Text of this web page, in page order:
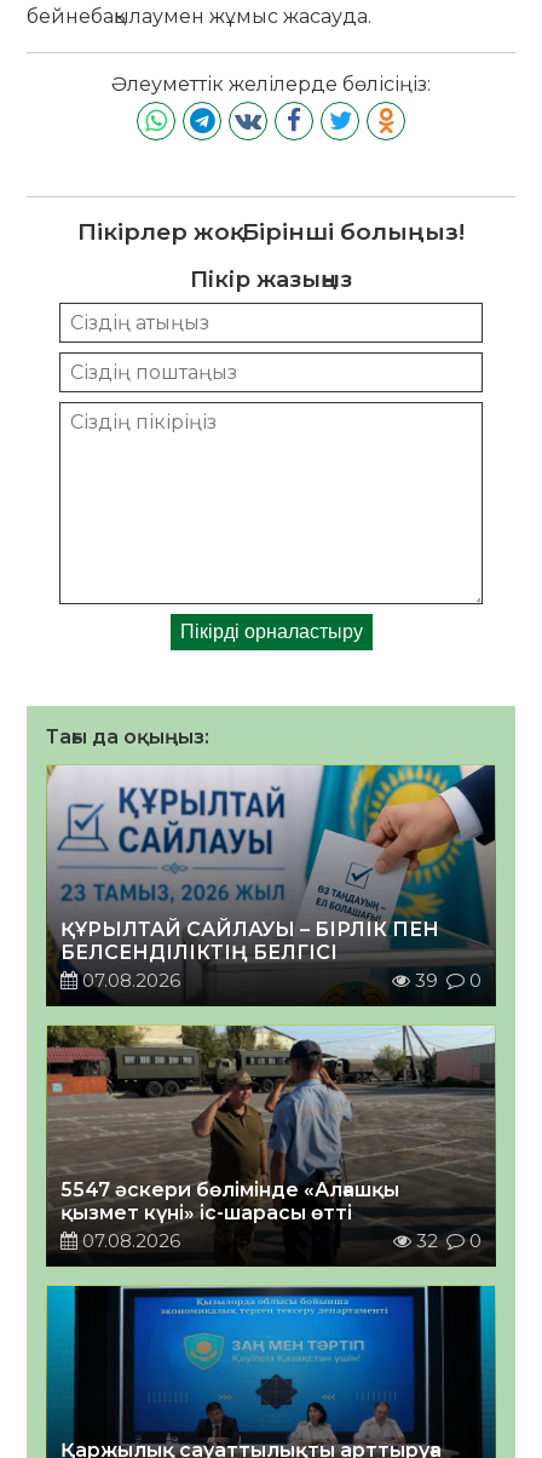
бейнебақылаумен жұмыс жасауда.
Әлеуметтік желілерде бөлісіңіз:
Пікірлер жоқ. Бірінші болыңыз!
Пікір жазыңыз
Тағы да оқыңыз:
ҚҰРЫЛТАЙ САЙЛАУЫ – БІРЛІК ПЕН
БЕЛСЕНДІЛІКТІҢ БЕЛГІСІ
07.08.2026
39 0
5547 әскери бөлімінде «Алғашқы
қызмет күні» іс-шарасы өтті
07.08.2026
32 0
Қаржылық сауаттылықты арттыруға